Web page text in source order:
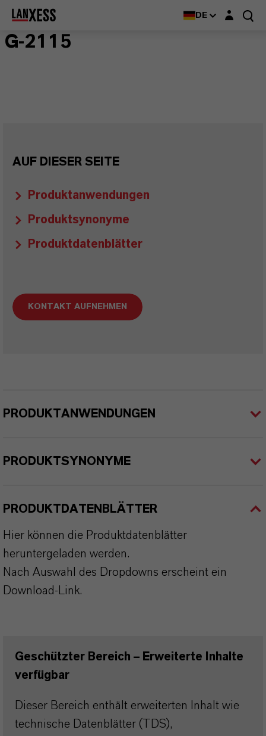
DE Login-Maske
G-2115
AUF DIESER SEITE
Produktanwendungen
Produktsynonyme
Produktdatenblätter
KONTAKT AUFNEHMEN
PRODUKTANWENDUNGEN
PRODUKTSYNONYME
PRODUKTDATENBLÄTTER
Hier können die Produktdatenblätter
heruntergeladen werden.
Nach Auswahl des Dropdowns erscheint ein
Download-Link.
Geschützter Bereich – Erweiterte Inhalte
verfügbar
Dieser Bereich enthält erweiterten Inhalt wie
technische Datenblätter (TDS),